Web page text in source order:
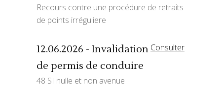
Recours contre une procédure de retraits
de points irréguliere
Consulter
12.06.2026 - Invalidation
de permis de conduire
48 SI nulle et non avenue